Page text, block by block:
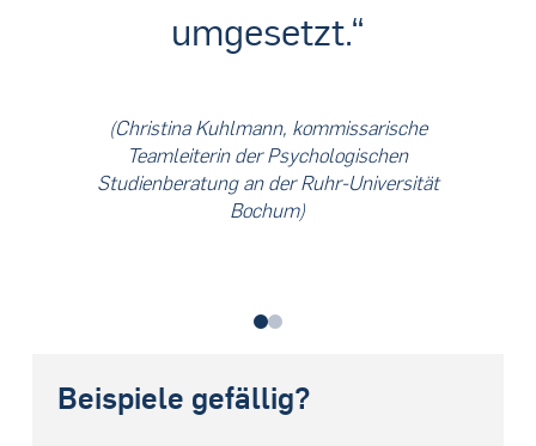
umgesetzt.“
(Christina Kuhlmann, kommissarische
Teamleiterin der Psychologischen
Studienberatung an der Ruhr-Universität
Bochum)
01
Beispiele gefällig?